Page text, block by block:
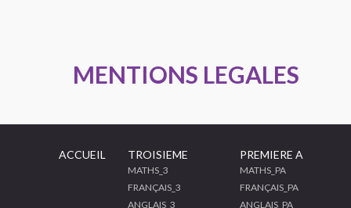
MENTIONS LEGALES
ACCUEIL TROISIEME
MATHS_3
FRANÇAIS_3
ANGLAIS_3
PREMIERE A
MATHS_PA
FRANÇAIS_PA
ANGLAIS_PA